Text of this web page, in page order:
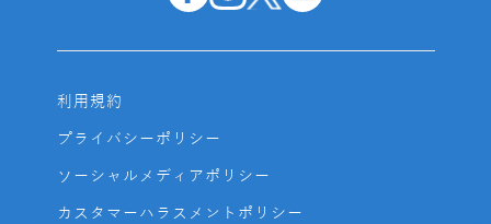
利用規約
プライバシーポリシー
ソーシャルメディアポリシー
カスタマーハラスメントポリシー